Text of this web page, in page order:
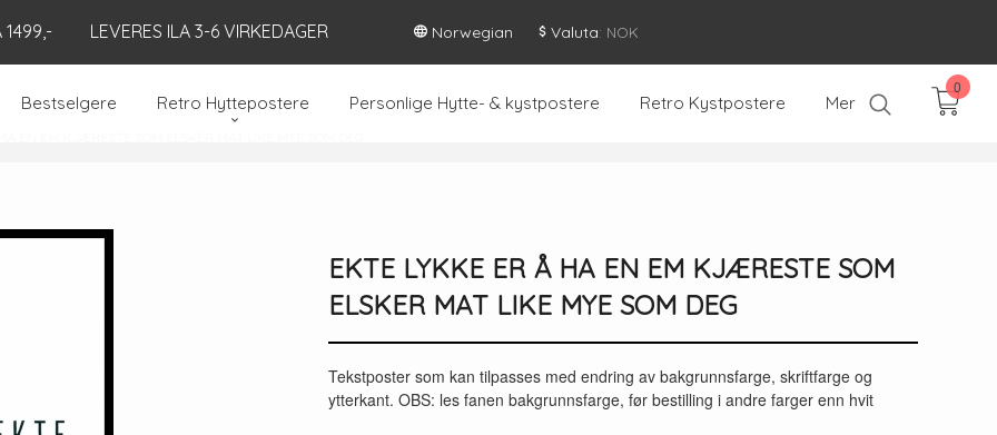
1499,- LEVERES ILA 3-6 VIRKEDAGER Norwegian Valuta: NOK
Bestselgere Retro Hyttepostere Personlige Hytte- & kystpostere Retro Kystpostere Mer
0
EKTE LYKKE ER Å HA EN EM KJÆRESTE SOM
ELSKER MAT LIKE MYE SOM DEG
Tekstposter som kan tilpasses med endring av bakgrunnsfarge, skriftfarge og
ytterkant. OBS: les fanen bakgrunnsfarge, før bestilling i andre farger enn hvit